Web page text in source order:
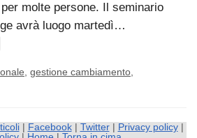
molte persone. Il seminario
avrà luogo martedì…
gestione cambiamento
| Facebook| Twitter| Privacy policy|